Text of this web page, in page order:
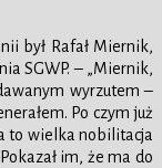
był Rafał Miernik,
SGWP. – „Miernik,
wyrzutem –
Po czym już
to wielka nobilitacja
im, że ma do